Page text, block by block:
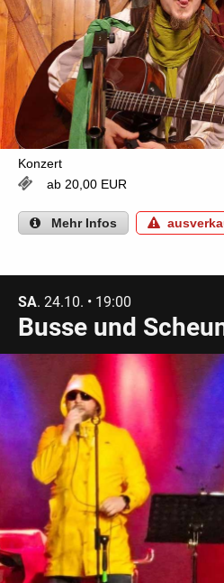
Konzert
ab 20,00 EUR
Mehr Infos
SA. 24.10. • 19:00
Busse und